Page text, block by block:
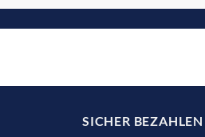
SICHER BEZAHLEN